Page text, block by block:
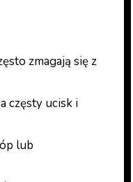
zmagają się z
częsty ucisk i
lub